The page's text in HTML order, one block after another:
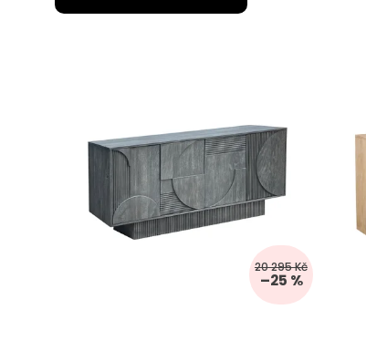
20 295 Kč
–25 %